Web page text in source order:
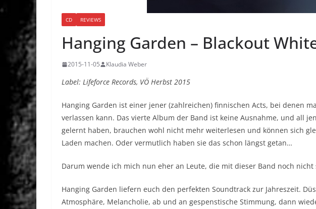
CD REVIEWS
Hanging Garden – Blackout
2015-11-05 Klaudia Weber
Label: Lifeforce Records, VÖ Herbst 2015
Hanging Garden ist einer jener (zahlreichen) finnischen Acts, bei denen
verlassen kann. Das vierte Album der Band ist keine Ausnahme, und all
gelernt haben, brauchen wohl nicht mehr weiterlesen und können sich
Laden machen. Oder vermutlich haben sie das schon längst getan…
Darum wende ich mich nun eher an Leute, die mit dieser Band noch
Hanging Garden liefern euch den perfekten Soundtrack zur Jahreszeit.
Atmosphäre, Melancholie, ab und an gespenstische Stimmung, dann